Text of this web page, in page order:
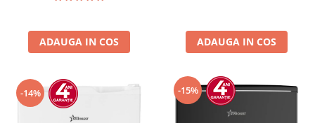
ADAUGA IN COS ADAUGA IN COS
-14% -15%